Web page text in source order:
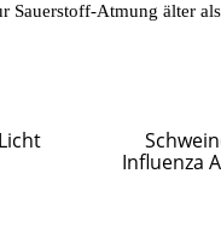
Sauerstoff-Atmung älter
Influenza